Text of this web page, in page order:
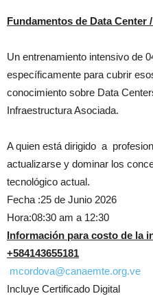
Fundamentos de Data Center
Un entrenamiento intensivo de
específicamente para cubrir
conocimiento sobre Data
Infraestructura Asociada.
A quien está dirigido a
actualizarse y dominar los
tecnológico actual.
Fecha :25 de Junio 2026
Hora:08:30 am a 12:30
Información para costo de la
+584143655181
mcordova@canaemte.org.ve
Incluye Certificado Digital